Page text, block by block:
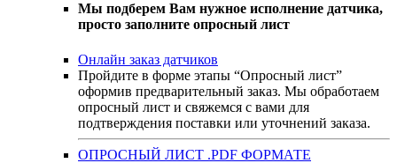
Мы подберем Вам нужное исполнение датчика,
просто заполните опросный лист
Онлайн заказ датчиков
Пройдите в форме этапы “Опросный лист”
оформив предварительный заказ. Мы обработаем
опросный лист и свяжемся с вами для
подтверждения поставки или уточнений заказа.
ОПРОСНЫЙ ЛИСТ .PDF ФОРМАТЕ